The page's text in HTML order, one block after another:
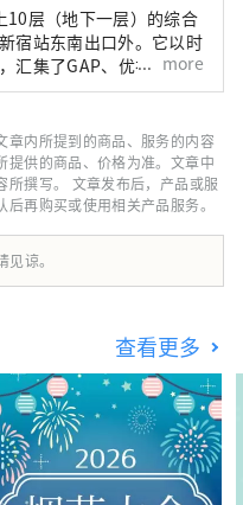
10层（地下一层）的综合
宿站东南出口外。它以时
汇集了GAP、优衣库、
等众多商店。 新宿
下三层。它汇集了小田急
餐厅、服务设施等，为人
是位于
合体，分为北楼和南楼两
种餐厅和零售商店，让您
物和街头小吃的乐趣。
more
章内所提到的商品、服务的内容
提供的商品、价格为准。文章中
所撰写。 文章发布后，产品或服
再购买或使用相关产品服务。
谅。
查看更多